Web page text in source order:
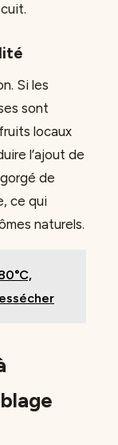
Si les
sont
locaux
l’ajout de
de
ce qui
naturels.